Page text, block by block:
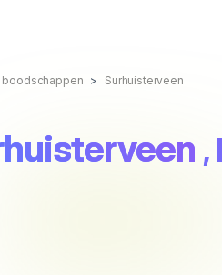
boodschappen
Surhuisterveen
,